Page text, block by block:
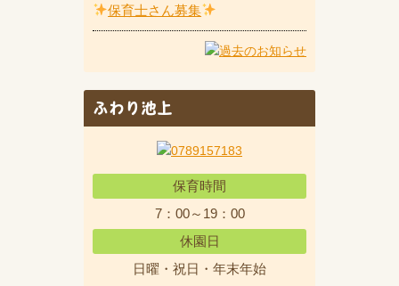
保育士さん募集
ふわり池上
保育時間
7：00～19：00
休園日
日曜・祝日・年末年始